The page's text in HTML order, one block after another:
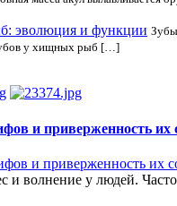
эволюция и функции
у хищных рыб […]
и приверженность их
волнение у людей.